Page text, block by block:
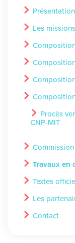
Présentation
Les missions
Procès
CNP-MIT
Commission
Travaux en
Textes
Les
Contact